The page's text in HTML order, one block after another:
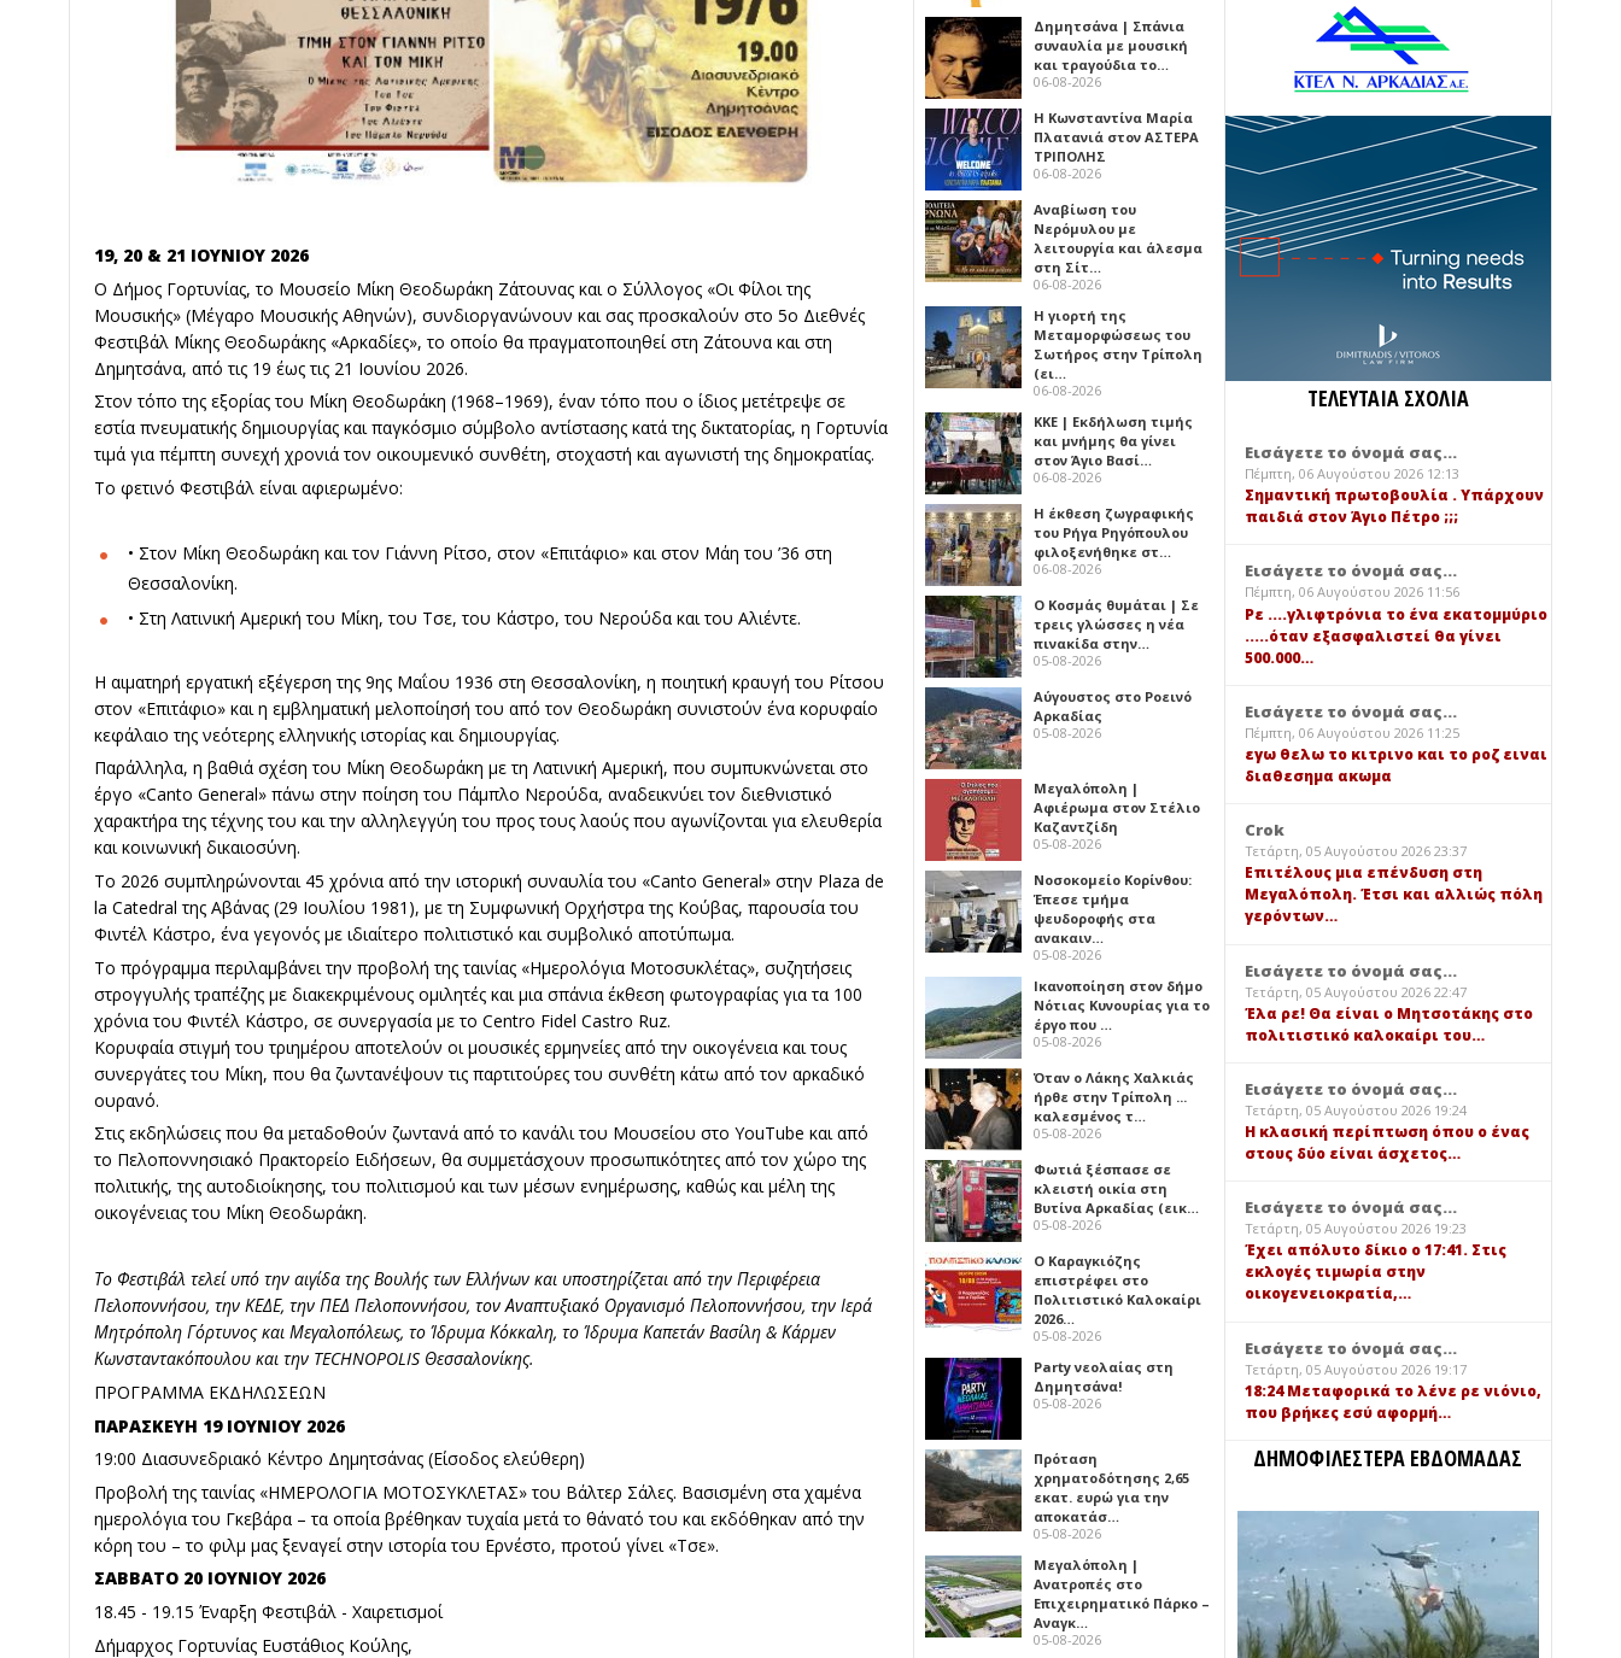
19, 20 & 21 ΙΟΥΝΙΟΥ 2026
Ο Δήμος Γορτυνίας, το Μουσείο Μίκη Θεοδωράκη Ζάτουνας και ο Σύλλογος «Οι Φίλοι της
Μουσικής» (Μέγαρο Μουσικής Αθηνών), συνδιοργανώνουν και σας προσκαλούν στο 5ο Διεθνές
Φεστιβάλ Μίκης Θεοδωράκης «Αρκαδίες», το οποίο θα πραγματοποιηθεί στη Ζάτουνα και στη
Δημητσάνα, από τις 19 έως τις 21 Ιουνίου 2026.
Στον τόπο της εξορίας του Μίκη Θεοδωράκη (1968–1969), έναν τόπο που ο ίδιος μετέτρεψε σε
εστία πνευματικής δημιουργίας και παγκόσμιο σύμβολο αντίστασης κατά της δικτατορίας, η Γορτυνία
τιμά για πέμπτη συνεχή χρονιά τον οικουμενικό συνθέτη, στοχαστή και αγωνιστή της δημοκρατίας.
Το φετινό Φεστιβάλ είναι αφιερωμένο:
• Στον Μίκη Θεοδωράκη και τον Γιάννη Ρίτσο, στον «Επιτάφιο» και στον Μάη του ’36 στη
Θεσσαλονίκη.
• Στη Λατινική Αμερική του Μίκη, του Τσε, του Κάστρο, του Νερούδα και του Αλιέντε.
Η αιματηρή εργατική εξέγερση της 9ης Μαΐου 1936 στη Θεσσαλονίκη, η ποιητική κραυγή του Ρίτσου
στον «Επιτάφιο» και η εμβληματική μελοποίησή του από τον Θεοδωράκη συνιστούν ένα κορυφαίο
κεφάλαιο της νεότερης ελληνικής ιστορίας και δημιουργίας.
Παράλληλα, η βαθιά σχέση του Μίκη Θεοδωράκη με τη Λατινική Αμερική, που συμπυκνώνεται στο
έργο «Canto General» πάνω στην ποίηση του Πάμπλο Νερούδα, αναδεικνύει τον διεθνιστικό
χαρακτήρα της τέχνης του και την αλληλεγγύη του προς τους λαούς που αγωνίζονται για ελευθερία
και κοινωνική δικαιοσύνη.
Το 2026 συμπληρώνονται 45 χρόνια από την ιστορική συναυλία του «Canto General» στην Plaza de
la Catedral της Αβάνας (29 Ιουλίου 1981), με τη Συμφωνική Ορχήστρα της Κούβας, παρουσία του
Φιντέλ Κάστρο, ένα γεγονός με ιδιαίτερο πολιτιστικό και συμβολικό αποτύπωμα.
Το πρόγραμμα περιλαμβάνει την προβολή της ταινίας «Ημερολόγια Μοτοσυκλέτας», συζητήσεις
στρογγυλής τραπέζης με διακεκριμένους ομιλητές και μια σπάνια έκθεση φωτογραφίας για τα 100
χρόνια του Φιντέλ Κάστρο, σε συνεργασία με το Centro Fidel Castro Ruz.
Κορυφαία στιγμή του τριημέρου αποτελούν οι μουσικές ερμηνείες από την οικογένεια και τους
συνεργάτες του Μίκη, που θα ζωντανέψουν τις παρτιτούρες του συνθέτη κάτω από τον αρκαδικό
ουρανό.
Στις εκδηλώσεις που θα μεταδοθούν ζωντανά από το κανάλι του Μουσείου στο YouTube και από
το Πελοποννησιακό Πρακτορείο Ειδήσεων, θα συμμετάσχουν προσωπικότητες από τον χώρο της
πολιτικής, της αυτοδιοίκησης, του πολιτισμού και των μέσων ενημέρωσης, καθώς και μέλη της
οικογένειας του Μίκη Θεοδωράκη.
Το Φεστιβάλ τελεί υπό την αιγίδα της Βουλής των Ελλήνων και υποστηρίζεται από την Περιφέρεια
Πελοποννήσου, την ΚΕΔΕ, την ΠΕΔ Πελοποννήσου, τον Αναπτυξιακό Οργανισμό Πελοποννήσου, την Ιερά
Μητρόπολη Γόρτυνος και Μεγαλοπόλεως, το Ίδρυμα Κόκκαλη, το Ίδρυμα Καπετάν Βασίλη & Κάρμεν
Κωνσταντακόπουλου και την TECHNOPOLIS Θεσσαλονίκης.
ΠΡΟΓΡΑΜΜΑ ΕΚΔΗΛΩΣΕΩΝ
ΠΑΡΑΣΚΕΥΗ 19 ΙΟΥΝΙΟΥ 2026
19:00 Διασυνεδριακό Κέντρο Δημητσάνας (Είσοδος ελεύθερη)
Προβολή της ταινίας «ΗΜΕΡΟΛΟΓΙΑ ΜΟΤΟΣΥΚΛΕΤΑΣ» του Βάλτερ Σάλες. Βασισμένη στα χαμένα
ημερολόγια του Γκεβάρα – τα οποία βρέθηκαν τυχαία μετά το θάνατό του και εκδόθηκαν από την
κόρη του – το φιλμ μας ξεναγεί στην ιστορία του Ερνέστο, προτού γίνει «Τσε».
ΣΑΒΒΑΤΟ 20 ΙΟΥΝΙΟΥ 2026
18.45 - 19.15 Έναρξη Φεστιβάλ - Χαιρετισμοί
Δήμαρχος Γορτυνίας Ευστάθιος Κούλης,
Δημητσάνα | Σπάνια
συναυλία με μουσική
και τραγούδια το…
06-08-2026
Η Κωνσταντίνα Μαρία
Πλατανιά στον ΑΣΤΕΡΑ
ΤΡΙΠΟΛΗΣ
06-08-2026
Αναβίωση του
Νερόμυλου με
λειτουργία και άλεσμα
στη Σίτ…
06-08-2026
Η γιορτή της
Μεταμορφώσεως του
Σωτήρος στην Τρίπολη
(ει…
06-08-2026
ΚΚΕ | Εκδήλωση τιμής
και μνήμης θα γίνει
στον Άγιο Βασί…
06-08-2026
Η έκθεση ζωγραφικής
του Ρήγα Ρηγόπουλου
φιλοξενήθηκε στ…
06-08-2026
Ο Κοσμάς θυμάται | Σε
τρεις γλώσσες η νέα
πινακίδα στην…
05-08-2026
Αύγουστος στο Ροεινό
Αρκαδίας
05-08-2026
Μεγαλόπολη |
Αφιέρωμα στον Στέλιο
Καζαντζίδη
05-08-2026
Νοσοκομείο Κορίνθου:
Έπεσε τμήμα
ψευδοροφής στα
ανακαιν…
05-08-2026
Ικανοποίηση στον δήμο
Νότιας Κυνουρίας για το
έργο που …
05-08-2026
Όταν ο Λάκης Χαλκιάς
ήρθε στην Τρίπολη ...
καλεσμένος τ…
05-08-2026
Φωτιά ξέσπασε σε
κλειστή οικία στη
Βυτίνα Αρκαδίας (εικ…
05-08-2026
Ο Καραγκιόζης
επιστρέφει στο
Πολιτιστικό Καλοκαίρι
2026…
05-08-2026
Party νεολαίας στη
Δημητσάνα!
05-08-2026
Πρόταση
χρηματοδότησης 2,65
εκατ. ευρώ για την
αποκατάσ…
05-08-2026
Μεγαλόπολη |
Ανατροπές στο
Επιχειρηματικό Πάρκο –
Αναγκ…
05-08-2026
ΤΕΛΕΥΤΑΙΑ ΣΧΟΛΙΑ
Εισάγετε το όνομά σας...
Πέμπτη, 06 Αυγούστου 2026 12:13
Σημαντική πρωτοβουλία . Υπάρχουν
παιδιά στον Άγιο Πέτρο ;;;
Εισάγετε το όνομά σας...
Πέμπτη, 06 Αυγούστου 2026 11:56
Ρε ....γλιφτρόνια το ένα εκατομμύριο
.....όταν εξασφαλιστεί θα γίνει
500.000…
Εισάγετε το όνομά σας...
Πέμπτη, 06 Αυγούστου 2026 11:25
εγω θελω το κιτρινο και το ροζ ειναι
διαθεσημα ακωμα
Crok
Τετάρτη, 05 Αυγούστου 2026 23:37
Επιτέλους μια επένδυση στη
Μεγαλόπολη. Έτσι και αλλιώς πόλη
γερόντων…
Εισάγετε το όνομά σας...
Τετάρτη, 05 Αυγούστου 2026 22:47
Έλα ρε! Θα είναι ο Μητσοτάκης στο
πολιτιστικό καλοκαίρι του…
Εισάγετε το όνομά σας...
Τετάρτη, 05 Αυγούστου 2026 19:24
Η κλασική περίπτωση όπου ο ένας
στους δύο είναι άσχετος…
Εισάγετε το όνομά σας...
Τετάρτη, 05 Αυγούστου 2026 19:23
Έχει απόλυτο δίκιο ο 17:41. Στις
εκλογές τιμωρία στην
οικογενειοκρατία,…
Εισάγετε το όνομά σας...
Τετάρτη, 05 Αυγούστου 2026 19:17
18:24 Μεταφορικά το λένε ρε νιόνιο,
που βρήκες εσύ αφορμή…
ΔΗΜΟΦΙΛΕΣΤΕΡΑ ΕΒΔΟΜΑΔΑΣ